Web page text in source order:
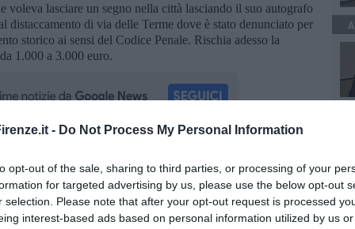
- Do Not Process My Personal Information
opt-out of the sale, sharing to third parties, or processing of your
for targeted advertising by us, please use the below opt-out
selection. Please note that after your opt-out request is processed
interest-based ads based on personal information utilized by us
voleva lasciare un segno nella città lasciando il suo autografo
distaccamento di via delle Terme dove è stato denunciato per
storico ai sensi del Codice Penale. Rischia adesso la
1.000 a 3.000 euro.
iscriviti alla
nella tua casella di posta.